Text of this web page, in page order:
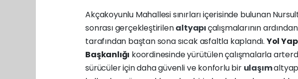
Akçakoyunlu Mahallesi sınırları içerisinde bulunan
sonrası gerçekleştirilenaltyapıçalışmalarının
tarafından baştan sona sıcak asfaltla kaplandı. Yol
Başkanlığı koordinesinde yürütülen çalışmalarla
sürücüler için daha güvenli ve konforlu bir ulaşım